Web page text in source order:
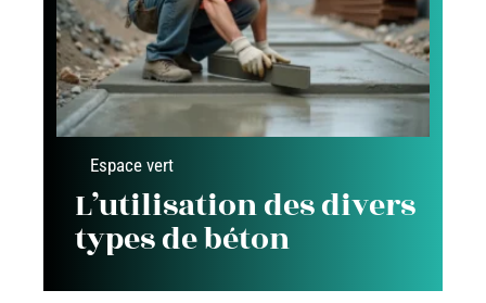
Espace vert
L’utilisation des divers
types de béton